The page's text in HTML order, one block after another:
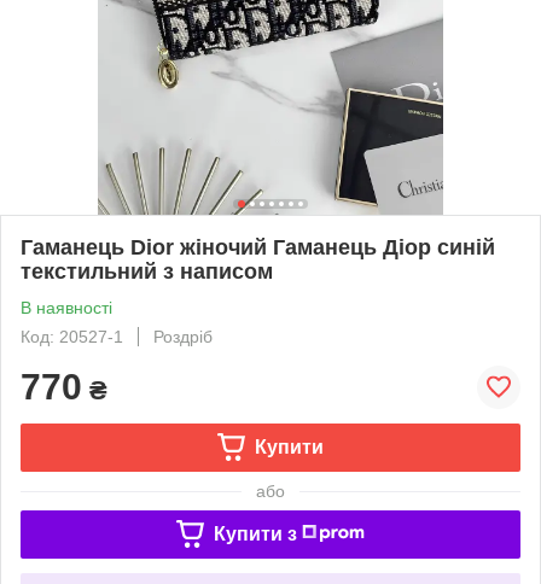
Гаманець Dior жіночий Гаманець Діор синій
текстильний з написом
В наявності
Код: 20527-1
Роздріб
770 ₴
Купити
або
Купити з